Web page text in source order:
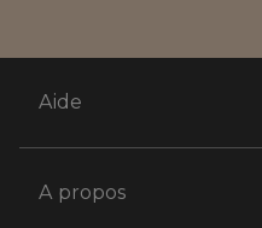
Aide
A propos